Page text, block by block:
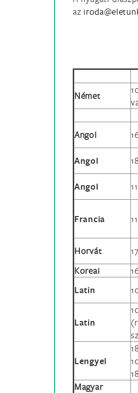
az
Német
Angol
Angol
Angol
Francia
Horvát
Koreai
Latin
Latin
Lengyel
Magyar